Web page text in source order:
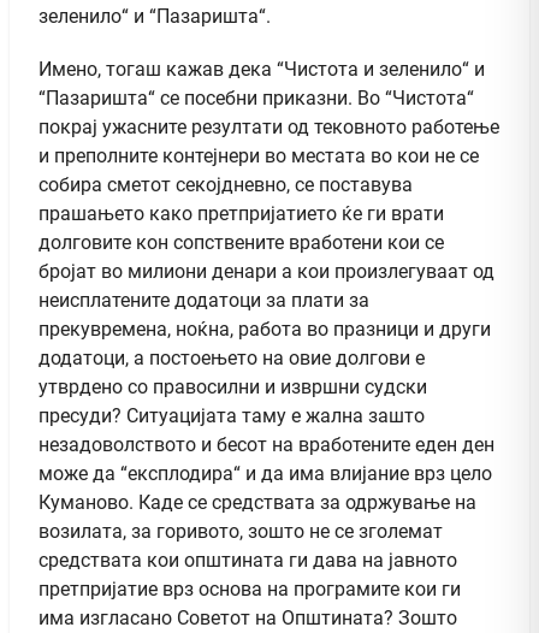
зеленило“ и “Пазаришта“.
Имено, тогаш кажав дека “Чистота и зеленило“ и
“Пазаришта“ се посебни приказни. Во “Чистота“
покрај ужасните резултати од тековното работење
и преполните контејнери во местата во кои не се
собира сметот секојдневно, се поставува
прашањето како претпријатието ќе ги врати
долговите кон сопствените вработени кои се
бројат во милиони денари а кои произлегуваат од
неисплатените додатоци за плати за
прекувремена, ноќна, работа во празници и други
додатоци, а постоењето на овие долгови е
утврдено со правосилни и извршни судски
пресуди? Ситуацијата таму е жална зашто
незадоволството и бесот на вработените еден ден
може да “експлодира“ и да има влијание врз цело
Куманово. Каде се средствата за одржување на
возилата, за горивото, зошто не се зголемат
средствата кои општината ги дава на јавното
претпријатие врз основа на програмите кои ги
има изгласано Советот на Општината? Зошто